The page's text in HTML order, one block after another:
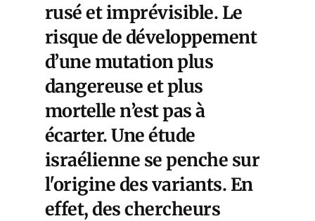
rusé et imprévisible. Le
risque de développement
d’une mutation plus
dangereuse et plus
mortelle n’est pas à
écarter. Une étude
israélienne se penche sur
l'origine des variants. En
effet, des chercheurs